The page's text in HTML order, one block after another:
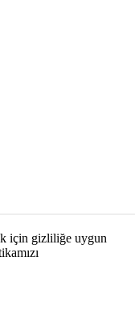
için gizliliğe uygun